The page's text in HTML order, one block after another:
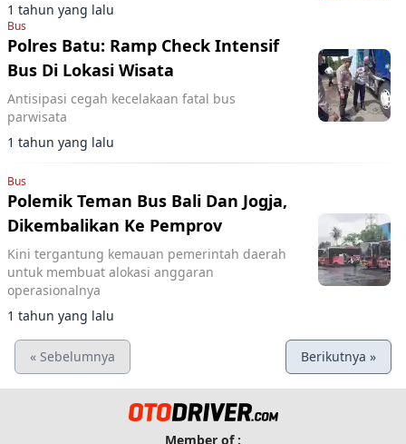
1 tahun yang lalu
Bus
Polres Batu: Ramp Check Intensif
Bus Di Lokasi Wisata
Antisipasi cegah kecelakaan fatal bus
parwisata
1 tahun yang lalu
Bus
Polemik Teman Bus Bali Dan Jogja,
Dikembalikan Ke Pemprov
Kini tergantung kemauan pemerintah daerah
untuk membuat alokasi anggaran
operasionalnya
1 tahun yang lalu
« Sebelumnya Berikutnya »
Member of :